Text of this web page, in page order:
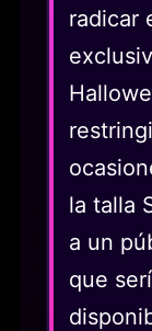
radicar
la talla
a un
que